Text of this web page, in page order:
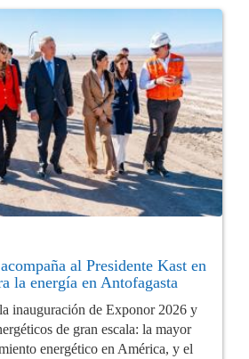
al Presidente Kast en
la energía en Antofagasta
inauguración de Exponor 2026 y
de gran escala: la mayor
energético en América, y el